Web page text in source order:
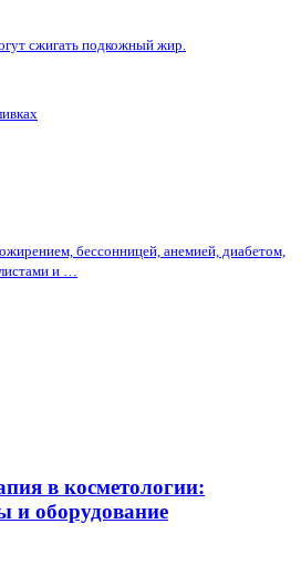
сжигать подкожный жир.
бессонницей, анемией, диабетом,
и …
в косметологии:
и оборудование